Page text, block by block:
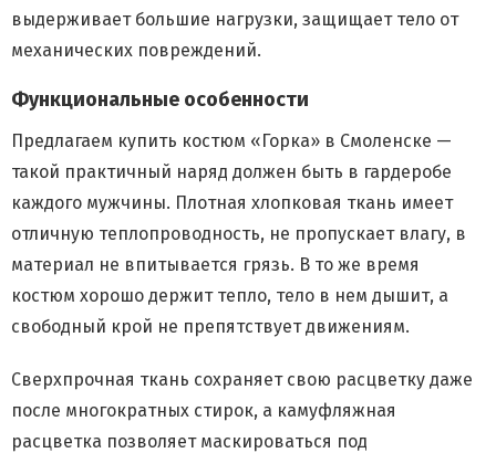
выдерживает большие нагрузки, защищает тело от
механических повреждений.
Функциональные особенности
Предлагаем купить костюм «Горка» в Смоленске —
такой практичный наряд должен быть в гардеробе
каждого мужчины. Плотная хлопковая ткань имеет
отличную теплопроводность, не пропускает влагу, в
материал не впитывается грязь. В то же время
костюм хорошо держит тепло, тело в нем дышит, а
свободный крой не препятствует движениям.
Сверхпрочная ткань сохраняет свою расцветку даже
после многократных стирок, а камуфляжная
расцветка позволяет маскироваться под